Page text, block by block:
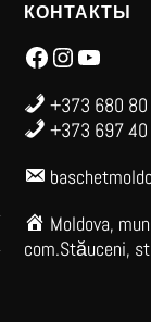
КОНТАКТЫ
Facebook Instagram YouTube
+373 680
+373 697
Moldova,
com.Stăuceni,